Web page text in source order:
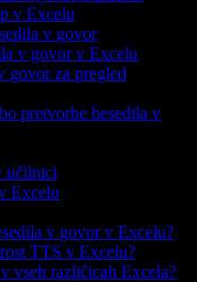
v Excelu
v govor
v govor v Excelu
govor za pregled
pretvorbe besedila v
učilnici
Excelu
v govor v Excelu?
TTS v Excelu?
vseh različicah Excela?